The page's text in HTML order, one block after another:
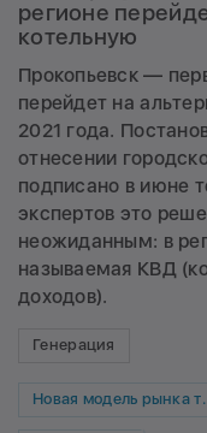
регионе
котельную
Прокопьевск —
перейдет на
2021 года.
отнесении
подписано в июне
экспертов это
неожиданным: в
называемая КВД
доходов).
Генерация
Новая модель рынка тепла